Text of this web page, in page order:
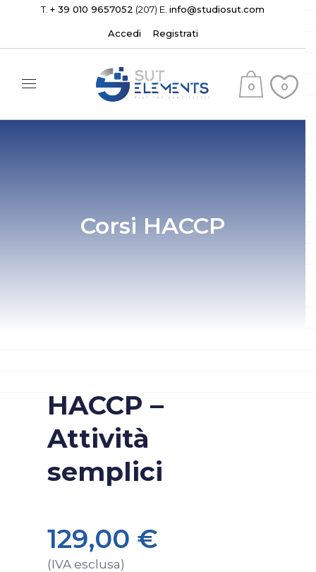
T. + 39 010 9657052 (207) E. info@studiosut.com
Accedi Registrati
0 0
Corsi HACCP
HACCP –
Attività
semplici
129,00 €
(IVA esclusa)